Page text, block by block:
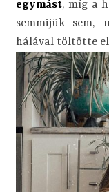
egymást, míg a
semmijük sem,
hálával töltötte el